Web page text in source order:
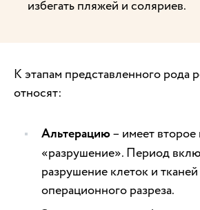
избегать пляжей и соляриев.
К этапам представленного рода
относят:
Альтерацию– имеет второе
«разрушение». Период
разрушение клеток и
операционного разреза.